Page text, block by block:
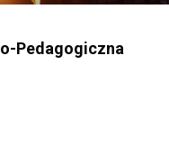
Pedagogiczna